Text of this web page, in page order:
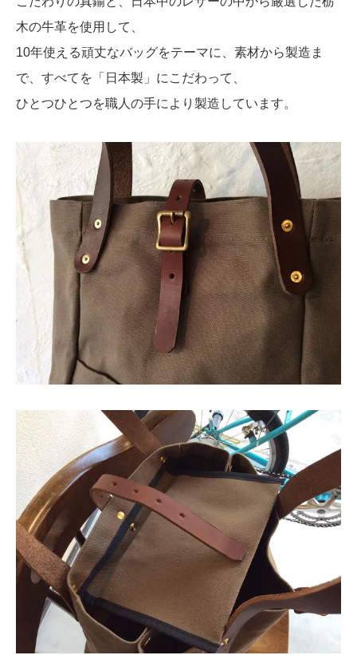
木の牛革を使用して、
10年使える頑丈なバッグをテーマに、素材から製造ま
で、すべてを「日本製」にこだわって、
ひとつひとつを職人の手により製造しています。